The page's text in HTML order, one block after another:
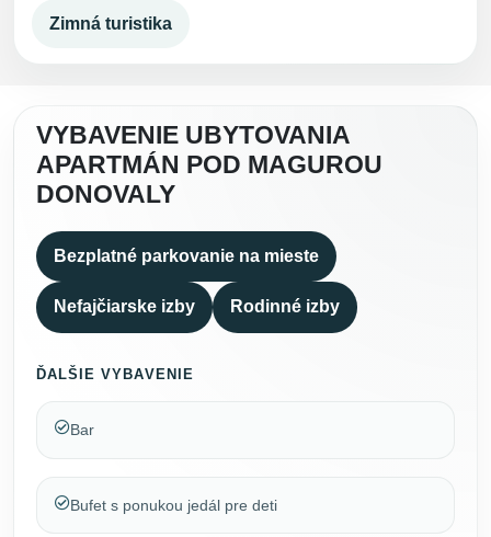
Zimná turistika
VYBAVENIE UBYTOVANIA
APARTMÁN POD MAGUROU
DONOVALY
Bezplatné parkovanie na mieste
Nefajčiarske izby Rodinné izby
ĎALŠIE VYBAVENIE
Bar
Bufet s ponukou jedál pre deti